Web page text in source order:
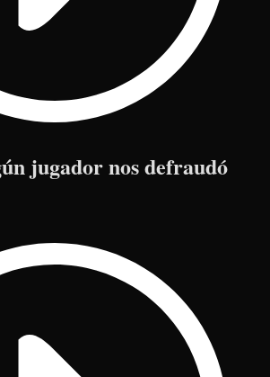
jugador nos defraudó